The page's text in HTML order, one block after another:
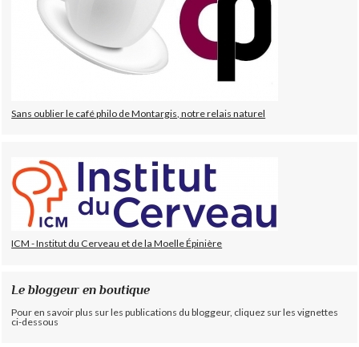
Sans oublier le café philo de Montargis, notre relais naturel
ICM - Institut du Cerveau et de la Moelle Épinière
Le bloggeur en boutique
Pour en savoir plus sur les publications du bloggeur, cliquez sur les vignettes
ci-dessous